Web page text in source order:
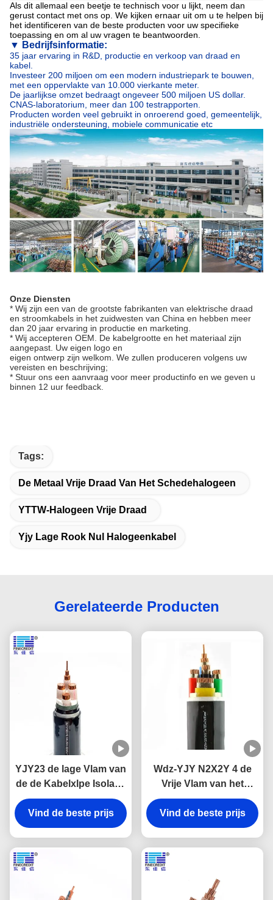
Als dit allemaal een beetje te technisch voor u lijkt, neem dan
gerust contact met ons op. We kijken ernaar uit om u te helpen bij
het identificeren van de beste producten voor uw specifieke
toepassing en om al uw vragen te beantwoorden.
▼ Bedrijfsinformatie:
35 jaar ervaring in R&D, productie en verkoop van draad en
kabel.
Investeer 200 miljoen om een modern industriepark te bouwen,
met een oppervlakte van 10.000 vierkante meter.
De jaarlijkse omzet bedraagt ongeveer 500 miljoen US dollar.
CNAS-laboratorium, meer dan 100 testrapporten.
Producten worden veel gebruikt in onroerend goed, gemeentelijk,
industriële ondersteuning, mobiele communicatie etc
Onze Diensten
* Wij zijn een van de grootste fabrikanten van elektrische draad
en stroomkabels in het zuidwesten van China en hebben meer
dan 20 jaar ervaring in productie en marketing.
* Wij accepteren OEM. De kabelgrootte en het materiaal zijn
aangepast. Uw eigen logo en
eigen ontwerp zijn welkom. We zullen produceren volgens uw
vereisten en beschrijving;
* Stuur ons een aanvraag voor meer productinfo en we geven u
binnen 12 uur feedback.
Tags:
De Metaal Vrije Draad Van Het Schedehalogeen
YTTW-Halogeen Vrije Draad
Yjy Lage Rook Nul Halogeenkabel
Gerelateerde Producten
YJY23 de lage Vlam van
de de Kabelxlpe Isolatie
van het Rookhalogeen
Vrije - vertrager
Vind de beste prijs
Wdz-YJY N2X2Y 4 de
Vrije Vlam van het
Kernlzsh Halogeen - de
Leider van Cu van
vertragerskabels
Vind de beste prijs